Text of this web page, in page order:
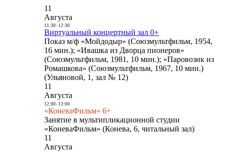
11
Августа
11:30- 12:30
Виртуальный концертный зал 0+
Показ м/ф «Мойдодыр» (Союзмультфильм, 1954,
16 мин.); «Ивашка из Дворца пионеров»
(Союзмультфильм, 1981, 10 мин.); «Паровозик из
Ромашкова» (Союзмультфильм, 1967, 10 мин.)
(Ульяновой, 1, зал № 12)
11
Августа
12:00- 13:00
«КоневаФильм» 6+
Занятие в мультипликационной студии
«КоневаФильм» (Конева, 6, читальный зал)
11
Августа